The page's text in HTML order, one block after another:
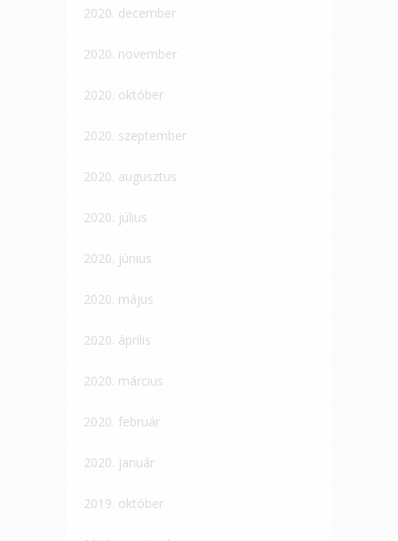
2020. december
2020. november
2020. október
2020. szeptember
2020. augusztus
2020. július
2020. június
2020. május
2020. április
2020. március
2020. február
2020. január
2019. október